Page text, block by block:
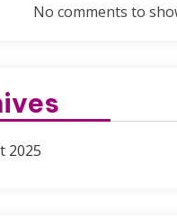
No comments to
2025